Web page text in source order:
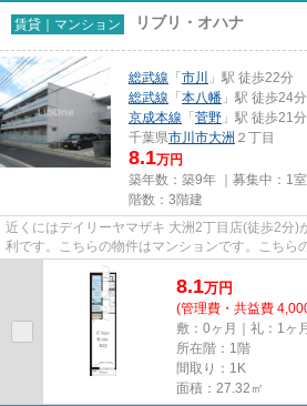
賃貸｜マンション リブリ・オハナ
総武線 「 市川
」駅 徒歩22分
総武線 「 本八幡 」駅 徒歩24分
京成本線 「 菅野 」駅 徒歩21分
千葉県市川市大洲 ２丁目
8.1万円
築年数：築9年 ｜募集中： 1室
階数：3階建
近くにはデイリーヤマザキ 大洲2丁目店(徒歩2分)
利です。こちらの物件はマンションです。こちら
り、移動範囲も広がります。こ...
8.1万円
(管理費・共益費
敷：0ヶ月｜礼：1ヶ月
所在階：1階
間取り：1K
面積：27.32㎡